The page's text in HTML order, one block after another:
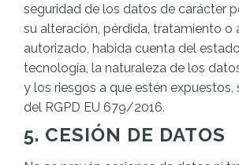
seguridad de los datos de carácter
su alteración, pérdida, tratamiento o
autorizado, habida cuenta del
tecnología, la naturaleza de los
y los riesgos a que estén expuestos,
del RGPD EU 679/2016.
5. CESIÓN DE DATOS